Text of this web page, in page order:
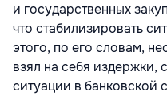
и государственных
что стабилизировать
этого, по его словам,
взял на себя издержки,
ситуации в банковской